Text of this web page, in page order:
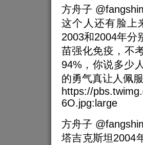
方舟子
这个人还有脸上
2003和2004年分
苗强化免疫，不
94%，你说多少
的勇气真让人佩服
https://
6O.jpg:large
方舟子
塔吉克斯坦2004